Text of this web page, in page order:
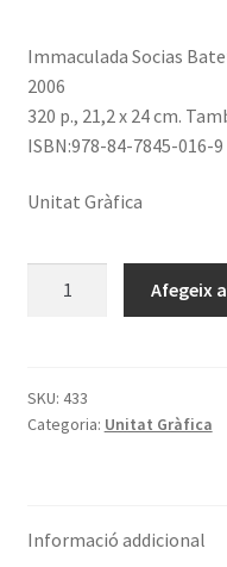
Immaculada Socias
2006
320 p., 21,2 x 24 cm.
ISBN:978-84-7845-016-9
Unitat Gràfica
Fons
Abadal
de
Afegeix
SKU: 433
Categoria: Unitat Gràfica
Informació addicional